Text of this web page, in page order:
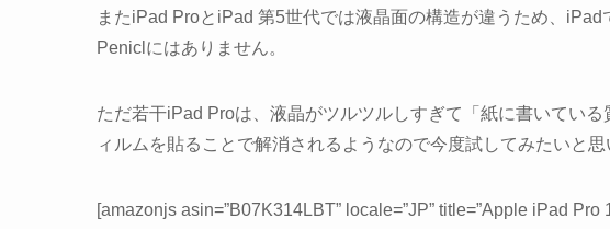
またiPad ProとiPad 第5世代では液晶面の構造が違うため、
Peniclにはありません。
ただ若干iPad Proは、液晶がツルツルしすぎて「紙に書いてい
ィルムを貼ることで解消されるようなので今度試してみたいと思
[amazonjs asin=”B07K314LBT” locale=”JP” title=”Apple iPad